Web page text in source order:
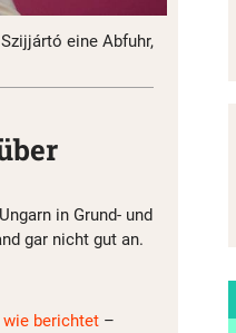
eine Abfuhr,
in Grund- und
gar nicht gut an.
wie berichtet –